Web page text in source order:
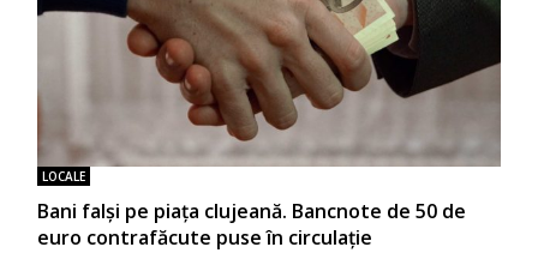
LOCALE
Bani falși pe piața clujeană. Bancnote de 50 de
euro contrafăcute puse în circulație